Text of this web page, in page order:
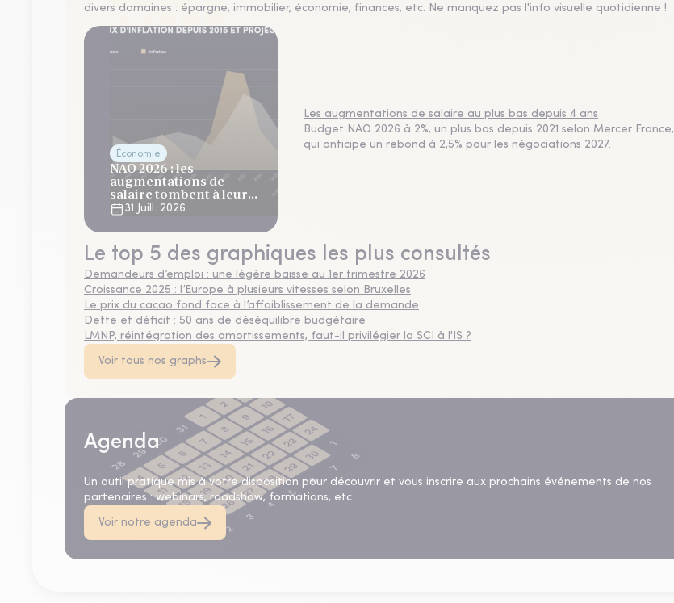
divers domaines : épargne, immobilier, économie, finances, etc. Ne manquez pas l'info visuelle quotidienne !
Économie
NAO 2026 : les
augmentations de
salaire tombent à leur
plus bas niveau depuis 4
ans
31 Juill. 2026
Les augmentations de salaire au plus bas depuis 4 ans
Budget NAO 2026 à 2%, un plus bas depuis 2021 selon Mercer France,
qui anticipe un rebond à 2,5% pour les négociations 2027.
Le top 5 des graphiques les plus consultés
Demandeurs d’emploi : une légère baisse au 1er trimestre 2026
Croissance 2025 : l’Europe à plusieurs vitesses selon Bruxelles
Le prix du cacao fond face à l’affaiblissement de la demande
Dette et déficit : 50 ans de déséquilibre budgétaire
LMNP, réintégration des amortissements, faut-il privilégier la SCI à l'IS ?
Voir tous nos graphs
Agenda
Un outil pratique mis à votre disposition pour découvrir et vous inscrire aux prochains événements de nos
partenaires : webinars, roadshow, formations, etc.
Voir notre agenda